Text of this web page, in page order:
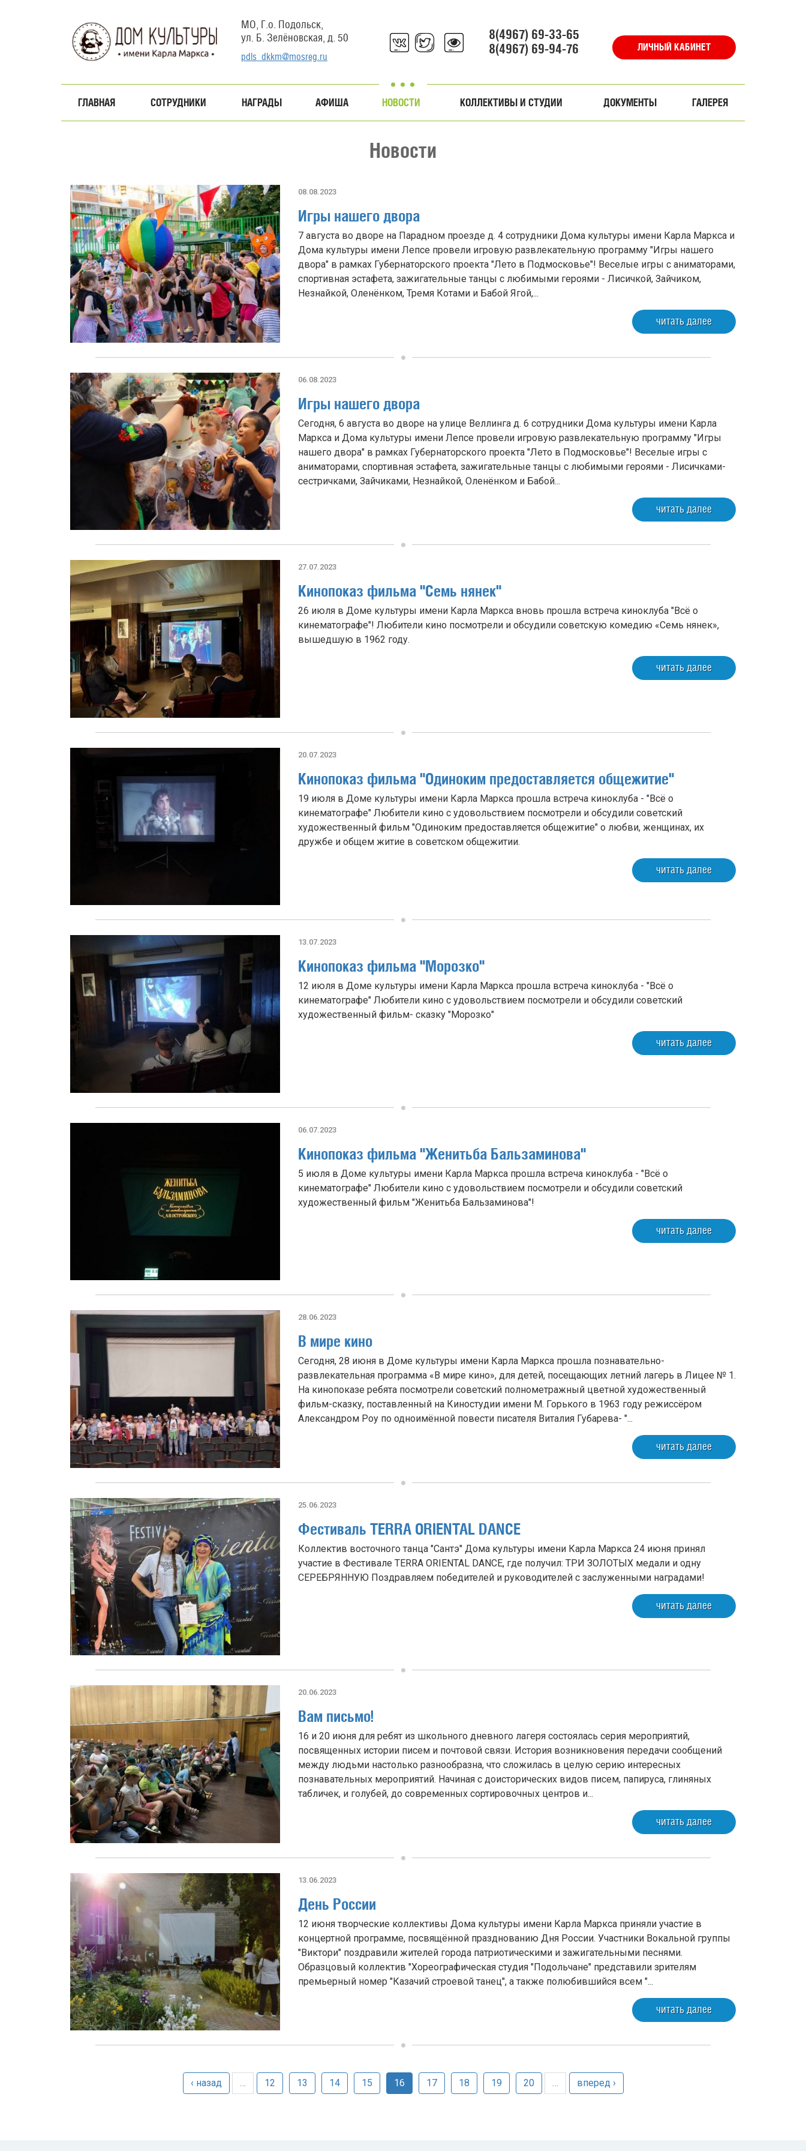
МО, Г.о. Подольск,
ул. Б. Зелёновская, д. 50
pdls_dkkm@mosreg.ru
8(4967) 69-33-65
8(4967) 69-94-76
ЛИЧНЫЙ КАБИНЕТ
ГЛАВНАЯ СОТРУДНИКИ НАГРАДЫ АФИША НОВОСТИ КОЛЛЕКТИВЫ И СТУДИИ ДОКУМЕНТЫ ГАЛЕРЕЯ
Новости
08.08.2023
Игры нашего двора
7 августа во дворе на Парадном проезде д. 4 сотрудники Дома культуры имени Карла Маркса и
Дома культуры имени Лепсе провели игровую развлекательную программу "Игры нашего
двора" в рамках Губернаторского проекта "Лето в Подмосковье"! Веселые игры с аниматорами,
спортивная эстафета, зажигательные танцы с любимыми героями - Лисичкой, Зайчиком,
Незнайкой, Оленёнком, Тремя Котами и Бабой Ягой,...
читать далее
06.08.2023
Игры нашего двора
Сегодня, 6 августа во дворе на улице Веллинга д. 6 сотрудники Дома культуры имени Карла
Маркса и Дома культуры имени Лепсе провели игровую развлекательную программу "Игры
нашего двора" в рамках Губернаторского проекта "Лето в Подмосковье"! Веселые игры с
аниматорами, спортивная эстафета, зажигательные танцы с любимыми героями - Лисичками-
сестричками, Зайчиками, Незнайкой, Оленёнком и Бабой...
читать далее
27.07.2023
Кинопоказ фильма "Семь нянек"
26 июля в Доме культуры имени Карла Маркса вновь прошла встреча киноклуба "Всё о
кинематографе"! Любители кино посмотрели и обсудили советскую комедию «Семь нянек»,
вышедшую в 1962 году.
читать далее
20.07.2023
Кинопоказ фильма "Одиноким предоставляется общежитие"
19 июля в Доме культуры имени Карла Маркса прошла встреча киноклуба - "Всё о
кинематографе" Любители кино с удовольствием посмотрели и обсудили советский
художественный фильм "Одиноким предоставляется общежитие" о любви, женщинах, их
дружбе и общем житие в советском общежитии.
читать далее
13.07.2023
Кинопоказ фильма "Морозко"
12 июля в Доме культуры имени Карла Маркса прошла встреча киноклуба - "Всё о
кинематографе" Любители кино с удовольствием посмотрели и обсудили советский
художественный фильм- сказку "Морозко"
читать далее
06.07.2023
Кинопоказ фильма "Женитьба Бальзаминова"
5 июля в Доме культуры имени Карла Маркса прошла встреча киноклуба - "Всё о
кинематографе" Любители кино с удовольствием посмотрели и обсудили советский
художественный фильм "Женитьба Бальзаминова"!
читать далее
28.06.2023
В мире кино
Сегодня, 28 июня в Доме культуры имени Карла Маркса прошла познавательно-
развлекательная программа «В мире кино», для детей, посещающих летний лагерь в Лицее № 1.
На кинопоказе ребята посмотрели советский полнометражный цветной художественный
фильм-сказку, поставленный на Киностудии имени М. Горького в 1963 году режиссёром
Александром Роу по одноимённой повести писателя Виталия Губарева- "...
читать далее
25.06.2023
Фестиваль TERRA ORIENTAL DANCE
Коллектив восточного танца "Сантэ" Дома культуры имени Карла Маркса 24 июня принял
участие в Фестивале TERRA ORIENTAL DANCE, где получил: ТРИ ЗОЛОТЫХ медали и одну
СЕРЕБРЯННУЮ Поздравляем победителей и руководителей с заслуженными наградами!
читать далее
20.06.2023
Вам письмо!
16 и 20 июня для ребят из школьного дневного лагеря состоялась серия мероприятий,
посвященных истории писем и почтовой связи. История возникновения передачи сообщений
между людьми настолько разнообразна, что сложилась в целую серию интересных
познавательных мероприятий. Начиная с доисторических видов писем, папируса, глиняных
табличек, и голубей, до современных сортировочных центров и...
читать далее
13.06.2023
День России
12 июня творческие коллективы Дома культуры имени Карла Маркса приняли участие в
концертной программе, посвящённой празднованию Дня России. Участники Вокальной группы
"Виктори" поздравили жителей города патриотическими и зажигательными песнями.
Образцовый коллектив "Хореографическая студия "Подольчане" представили зрителям
премьерный номер "Казачий строевой танец", а также полюбившийся всем "...
читать далее
‹ назад … 12 13 14 15 16 17 18 19 20 … вперед ›